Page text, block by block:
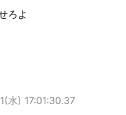
ろよ
水) 17:01:30.37